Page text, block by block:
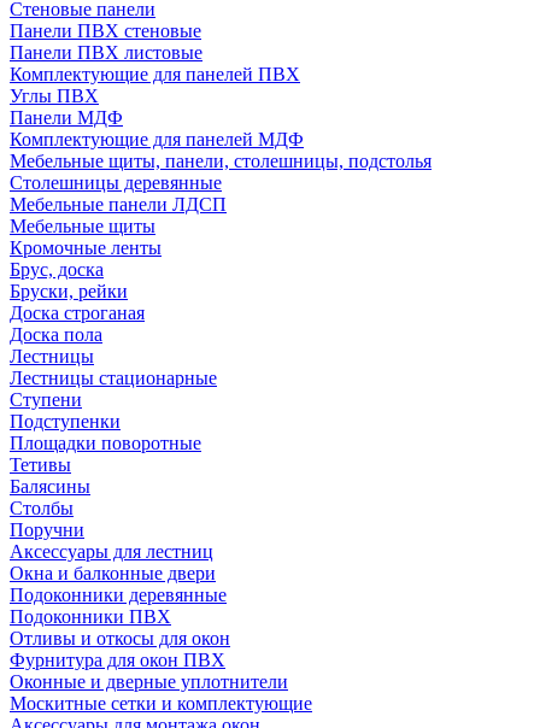
Стеновые панели
Панели ПВХ стеновые
Панели ПВХ листовые
Комплектующие для панелей ПВХ
Углы ПВХ
Панели МДФ
Комплектующие для панелей МДФ
Мебельные щиты, панели, столешницы, подстолья
Столешницы деревянные
Мебельные панели ЛДСП
Мебельные щиты
Кромочные ленты
Брус, доска
Бруски, рейки
Доска строганая
Доска пола
Лестницы
Лестницы стационарные
Ступени
Подступенки
Площадки поворотные
Тетивы
Балясины
Столбы
Поручни
Аксессуары для лестниц
Окна и балконные двери
Подоконники деревянные
Подоконники ПВХ
Отливы и откосы для окон
Фурнитура для окон ПВХ
Оконные и дверные уплотнители
Москитные сетки и комплектующие